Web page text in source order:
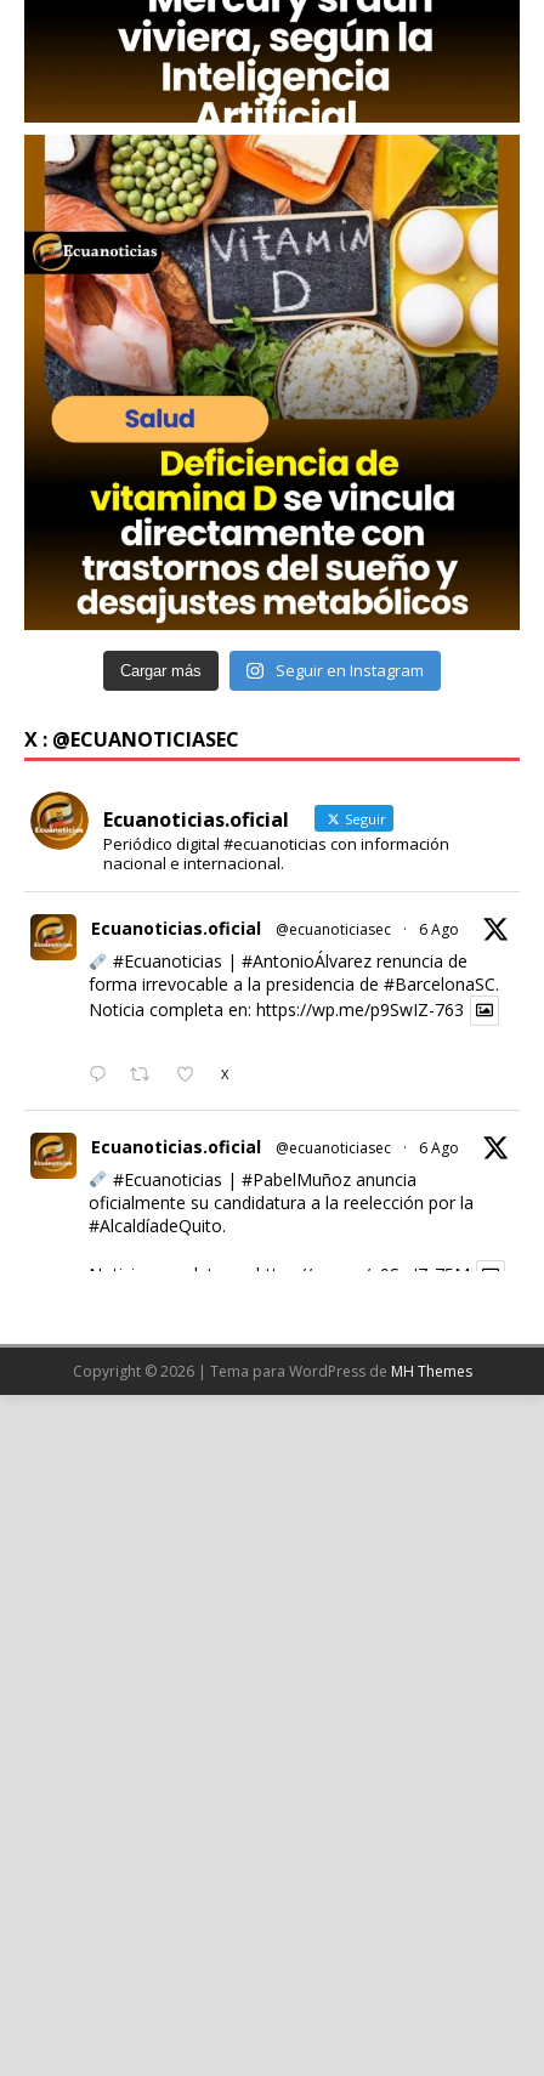
Cargar más Seguir en Instagram
X : @ECUANOTICIASEC
Ecuanoticias.oficial Seguir
Periódico digital #ecuanoticias con información
nacional e internacional.
Ecuanoticias.oficial @ecuanoticiasec · 6 Ago
#Ecuanoticias | #AntonioÁlvarezrenuncia de
forma irrevocable a la presidencia de #BarcelonaSC.
Noticia completa en: https://wp.me/p9SwIZ-763
X
Ecuanoticias.oficial @ecuanoticiasec · 6 Ago
#Ecuanoticias | #PabelMuñozanuncia
oficialmente su candidatura a la reelección por la
#AlcaldíadeQuito.
Noticia completa en: https://wp.me/p9SwIZ-75M
Cargar más
Copyright © 2026 | Tema para WordPress de MH Themes